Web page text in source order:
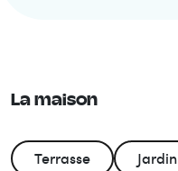
La maison
Terrasse Jardin